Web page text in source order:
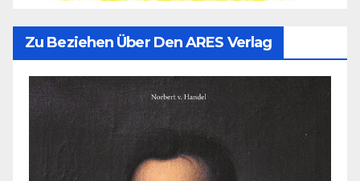
Zu Beziehen Über Den ARES Verlag